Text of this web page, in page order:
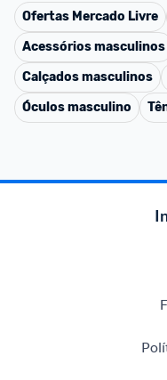
Ofertas Mercado Livre
Acessórios masculinos
Calçados masculinos
Óculos masculino